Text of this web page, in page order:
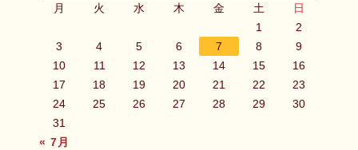
月 火 水 木 金 土 日
« 7月
1
2
3
4 5 6 7 8
9
10
11 12 13 14 15
16
17
18 19 20 21 22
23
24
25 26 27 28 29
30
31